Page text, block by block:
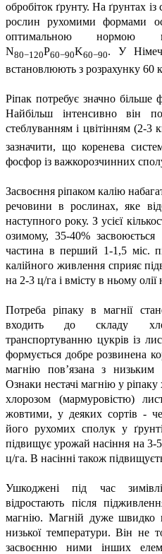
обробіток ґрунту. На ґрунтах із
рослин рухомими формами
оптимальною нормою
N80−120P60−90K60−90. У
встановлюють з розрахунку 60
Ріпак потребує значно більше
Найбільш інтенсивно він
стеблуванням і цвітінням (2-3
зазначити, що коренева
фосфор із важкорозчинних
Засвоєння ріпаком калію
речовини в рослинах, яке
наступного року. З усієї
озимому, 35-40%
частина в перший 1-1,5 міс.
калійного живлення сприяє
на 2-3 ц/га і вмісту в ньому олії
Потреба ріпаку в магнії
входить до складу
транспортуванню цукрів із
формується добре розвинена
магнію пов’язана з
Ознаки нестачі магнію у
хлорозом (мармуровістю)
жовтими, у деяких сортів -
його рухомих сполук у
підвищує урожай насіння на 3-
ц/га. В насінні також
Ушкоджені під час
відростають після
магнію. Магній дуже швидко
низької температури. Він не
засвоєнню ними інших